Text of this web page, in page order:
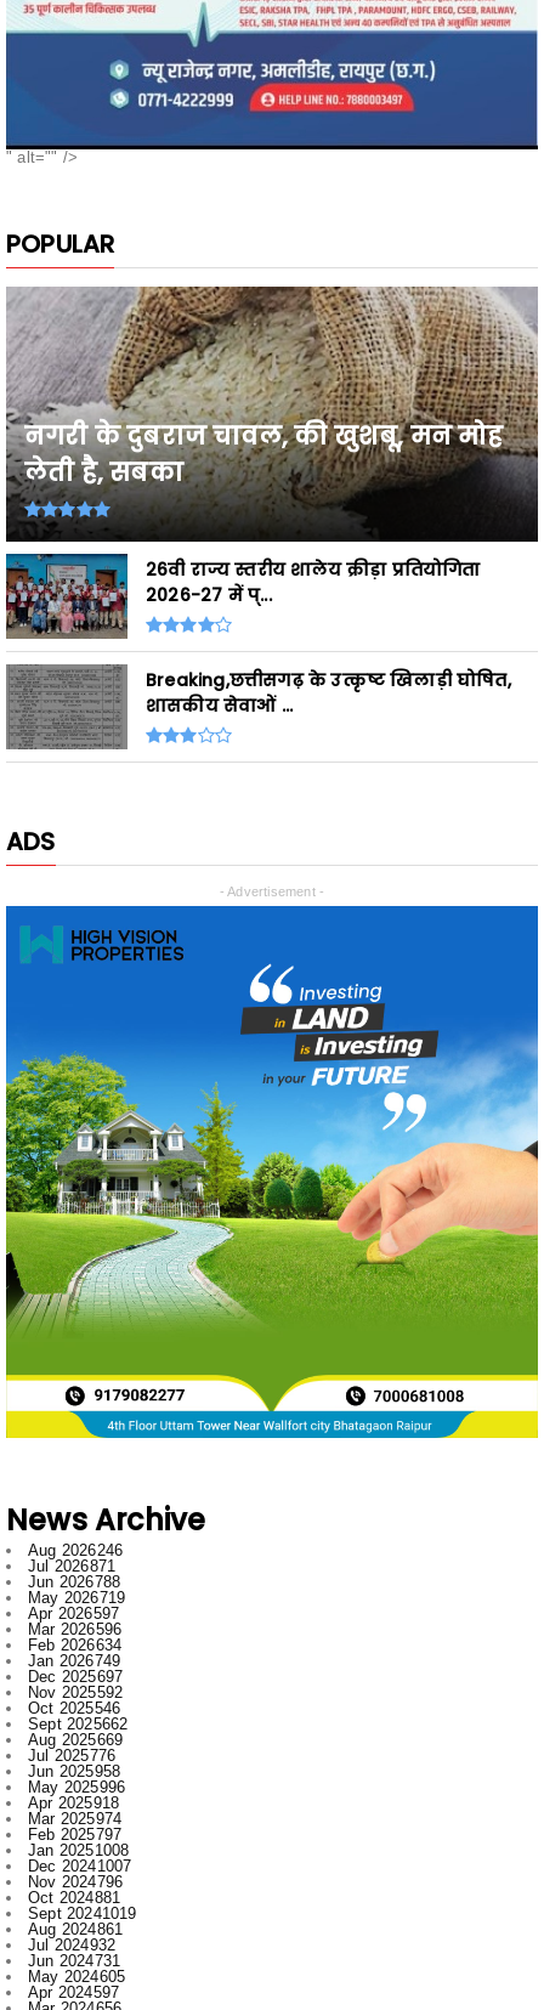
" alt="" />
POPULAR
नगरी के दुबराज चावल, की खुशबू, मन मोह
लेती है, सबका
26वी राज्य स्तरीय शालेय क्रीड़ा प्रतियोगिता
2026-27 में प्...
Breaking,छत्तीसगढ़ के उत्कृष्ट खिलाड़ी घोषित,
शासकीय सेवाओं ...
ADS
- Advertisement -
News Archive
Aug 2026246
Jul 2026871
Jun 2026788
May 2026719
Apr 2026597
Mar 2026596
Feb 2026634
Jan 2026749
Dec 2025697
Nov 2025592
Oct 2025546
Sept 2025662
Aug 2025669
Jul 2025776
Jun 2025958
May 2025996
Apr 2025918
Mar 2025974
Feb 2025797
Jan 20251008
Dec 20241007
Nov 2024796
Oct 2024881
Sept 20241019
Aug 2024861
Jul 2024932
Jun 2024731
May 2024605
Apr 2024597